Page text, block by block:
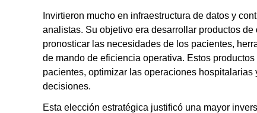
Invirtieron mucho en infraestructura de datos y
analistas. Su objetivo era desarrollar productos
pronosticar las necesidades de los pacientes,
de mando de eficiencia operativa. Estos
pacientes, optimizar las operaciones
decisiones.
Esta elección estratégica justificó una mayor